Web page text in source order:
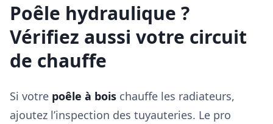
Poêle hydraulique ?
Vérifiez aussi votre circuit
de chauffe
Si votre poêle à bois chauffe les radiateurs,
ajoutez l’inspection des tuyauteries. Le pro